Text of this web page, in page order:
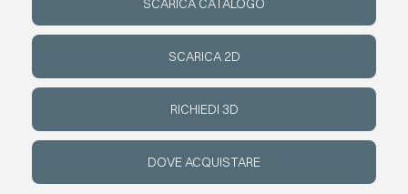
LINGUA
SCARICA CATALOGO
SCARICA 2D
RICHIEDI 3D
DOVE ACQUISTARE